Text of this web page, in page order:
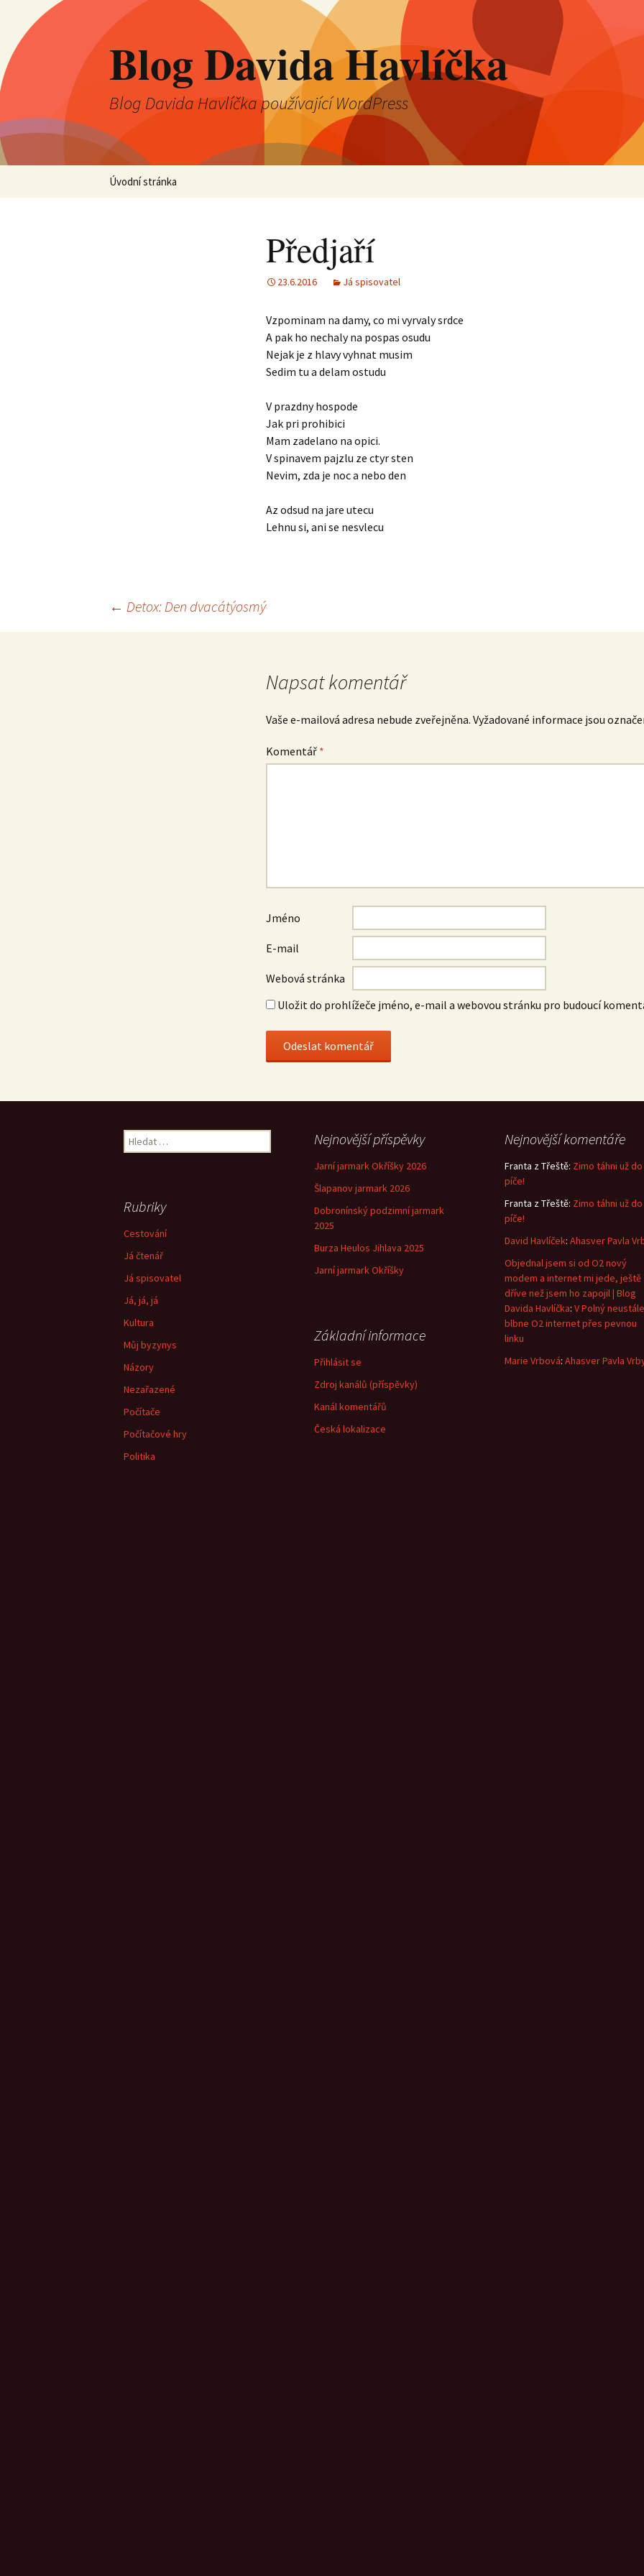
Blog Davida Havlíčka
Blog Davida Havlíčka používající WordPress
Přejít
Úvodní stránka
Předjaří
23.6.2016 Já spisovatel
Vzpominam na damy, co mi vyrvaly srdce
A pak ho nechaly na pospas osudu
Nejak je z hlavy vyhnat musim
Sedim tu a delam ostudu
V prazdny hospode
Jak pri prohibici
Mam zadelano na opici.
V spinavem pajzlu ze ctyr sten
Nevim, zda je noc a nebo den
Az odsud na jare utecu
Lehnu si, ani se nesvlecu
Navigace
← Detox: Den dvacátýosmý
Napsat komentář
Vaše e-mailová adresa nebude zveřejněna. Vyžadované informace jsou
Komentář *
Jméno
E-mail
Webová stránka
Uložit do prohlížeče jméno, e-mail a webovou stránku pro budoucí
Vyhledávání Nejnovější příspěvky
Jarní jarmark Okříšky 2026
Šlapanov jarmark 2026
Dobronínský podzimní jarmark
2025
Burza Heulos Jihlava 2025
Jarní jarmark Okříšky
Nejnovější komentáře
Franta z Třeště: Zimo táhni už do
píče!
Franta z Třeště: Zimo táhni už do
píče!
David Havlíček: Ahasver Pavla
Objednal jsem si od O2 nový
modem a internet mi jede, ještě
dříve než jsem ho zapojil | Blog
Davida Havlíčka: V Polný neustále
blbne O2 internet přes pevnou
linku
Marie Vrbová: Ahasver Pavla
Rubriky
Cestování
Já čtenář
Já spisovatel
Já, já, já
Kultura
Můj byzynys
Názory
Nezařazené
Počítače
Počítačové hry
Politika
Základní informace
Přihlásit se
Zdroj kanálů (příspěvky)
Kanál komentářů
Česká lokalizace